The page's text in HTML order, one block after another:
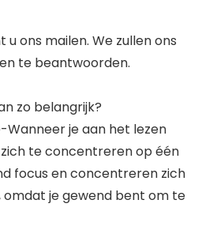
ons mailen. We zullen ons
te beantwoorden.
zo belangrijk?
je aan het lezen
te concentreren op één
focus en concentreren zich
je gewend bent om te